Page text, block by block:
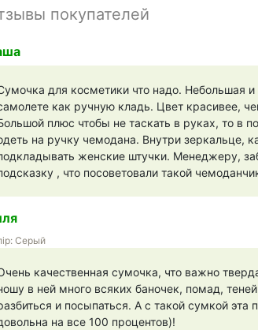
покупателей
для косметики что надо. Небольшая и
как ручную кладь. Цвет красивее,
плюс чтобы не таскать в руках, то в
на ручку чемодана. Внутри зеркальце,
женские штучки. Менеджеру,
, что посоветовали такой
Серый
качественная сумочка, что важно
в ней много всяких баночек, помад,
и посыпаться. А с такой сумкой
на все 100 процентов)!